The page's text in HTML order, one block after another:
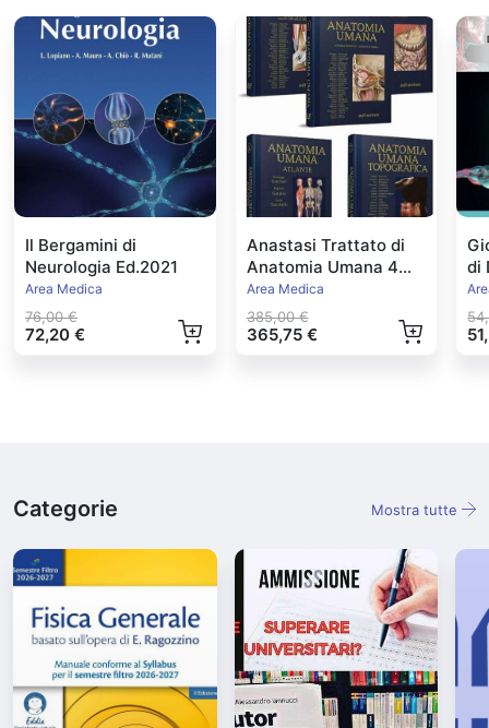
Il Bergamini di
Neurologia Ed.2021
Area Medica
76,00 €
72,20 €
Anastasi Trattato di
Anatomia Umana 4
volumi + Atlante
Area Medica
385,00 €
365,75 €
di
Categorie Mostra tutte